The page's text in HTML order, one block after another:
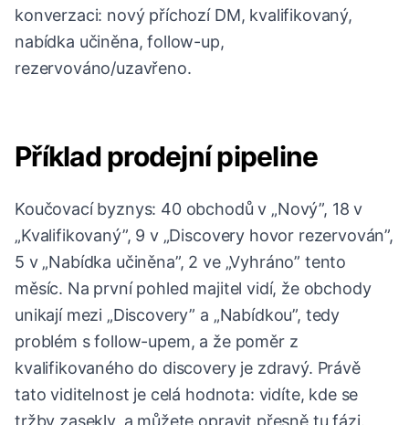
konverzaci: nový příchozí DM, kvalifikovaný,
nabídka učiněna, follow-up,
rezervováno/uzavřeno.
Příklad prodejní pipeline
Koučovací byznys: 40 obchodů v „Nový”, 18 v
„Kvalifikovaný”, 9 v „Discovery hovor rezervován”,
5 v „Nabídka učiněna”, 2 ve „Vyhráno” tento
měsíc. Na první pohled majitel vidí, že obchody
unikají mezi „Discovery” a „Nabídkou”, tedy
problém s follow-upem, a že poměr z
kvalifikovaného do discovery je zdravý. Právě
tato viditelnost je celá hodnota: vidíte, kde se